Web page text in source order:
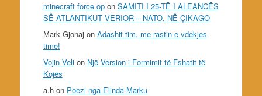
minecraft force opon SAMITI I 25-TË I ALEANCËS
SË ATLANTIKUT VERIOR – NATO, NË ÇIKAGO
Mark Gjonaj on Adashit tim, me rastin e vdekjes
time!
Vojin Velion Një Version i Formimit të Fshatit të
Kojës
a.hon Poezi nga Elinda Marku